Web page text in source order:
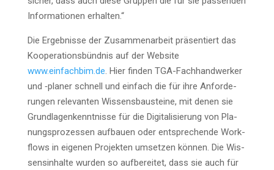
Infor­ma­tio­nen erhalten.“
Die Ergeb­nis­se der Zusam­men­ar­beit prä­sen­tiert das
Koope­ra­ti­ons­bünd­nis auf der Web­site
www.einfachbim.de. Hier fin­den TGA-Fach­hand­wer­ker
und ‑pla­ner schnell und ein­fach die für ihre Anfor­de­
run­gen rele­van­ten Wis­sens­bau­stei­ne, mit denen sie
Grund­la­gen­kennt­nis­se für die Digi­ta­li­sie­rung von Pla­
nungs­pro­zes­sen auf­bau­en oder ent­spre­chen­de Work­
flows in eige­nen Pro­jek­ten umset­zen kön­nen. Die Wis­
sens­in­hal­te wur­den so auf­be­rei­tet, dass sie auch für